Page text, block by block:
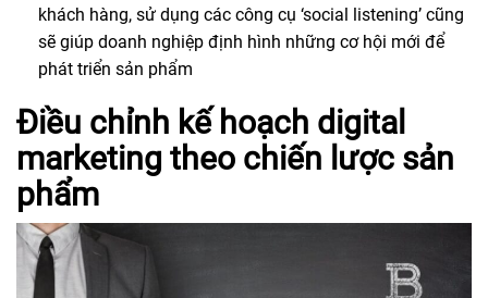
khách hàng, sử dụng các công cụ ‘social listening’ cũng
sẽ giúp doanh nghiệp định hình những cơ hội mới để
phát triển sản phẩm
Điều chỉnh kế hoạch digital
marketing theo chiến lược sản
phẩm